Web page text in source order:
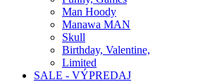
Man Hoody
Manawa MAN
Skull
Birthday, Valentine,
Limited
SALE - VÝPREDAJ